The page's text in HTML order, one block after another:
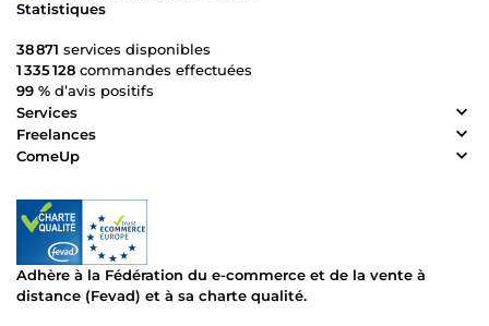
Statistiques
38 871 services disponibles
1 335 128 commandes effectuées
99 % d’avis positifs
Services
Freelances
ComeUp
Adhère à la Fédération du e-commerce et de la vente à
distance (Fevad) et à sa charte qualité.